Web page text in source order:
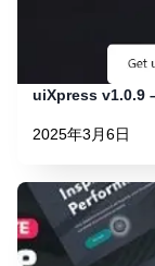
uiXpress v1.0.9
2025年3月6日